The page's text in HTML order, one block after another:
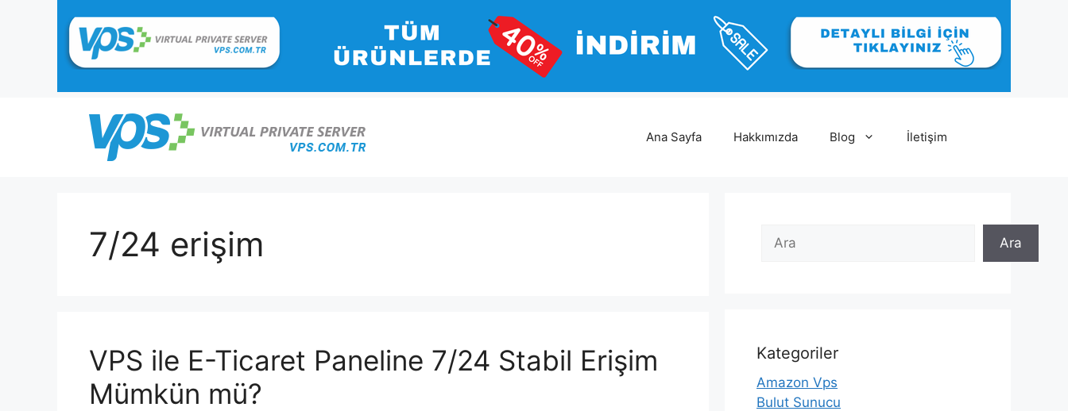
Ana Sayfa Hakkımızda Blog İletişim
7/24 erişim
VPS ile E-Ticaret Paneline 7/24 Stabil Erişim
Mümkün mü?
Ara
Kategoriler
Amazon Vps
Bulut Sunucu